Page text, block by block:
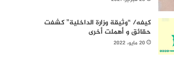
كيفه/ “وثيقة وزارة الداخلية” كشفت
حقائق و أهملت أخرى
20 مايو، 2022